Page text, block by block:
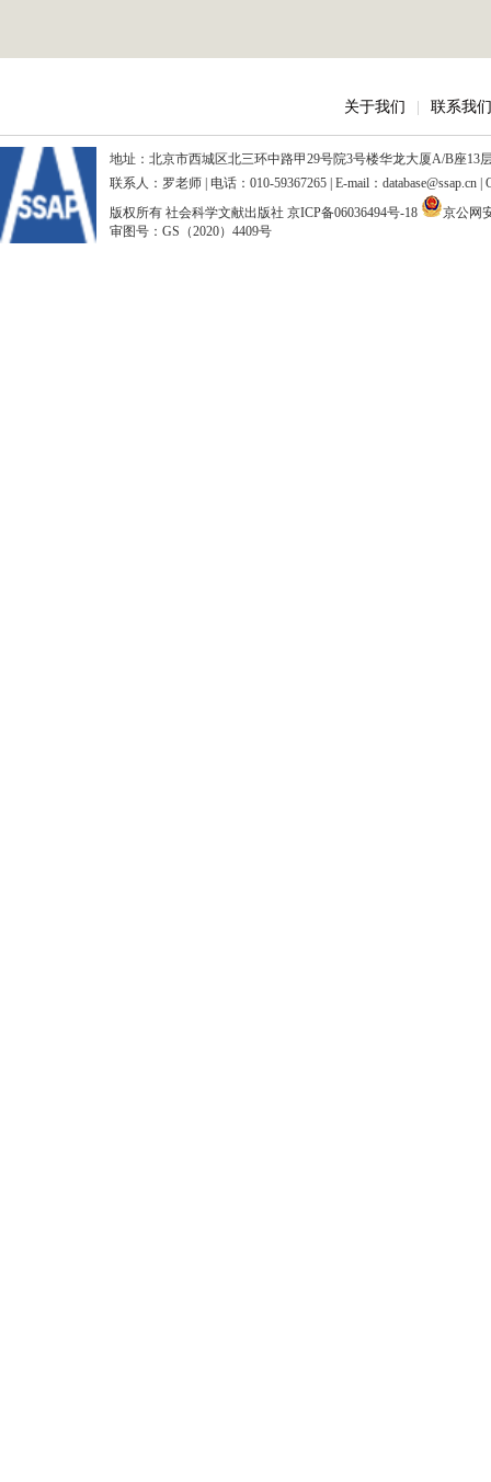
关于我们 联系我们
地址：北京市西城区北三环中路甲29号院3号楼华龙大厦A/B座13
联系人：罗老师 | 电话：010-59367265 | E-mail：database@ssap.cn
版权所有 社会科学文献出版社 京ICP备06036494号-18
京公网
审图号：GS（2020）4409号